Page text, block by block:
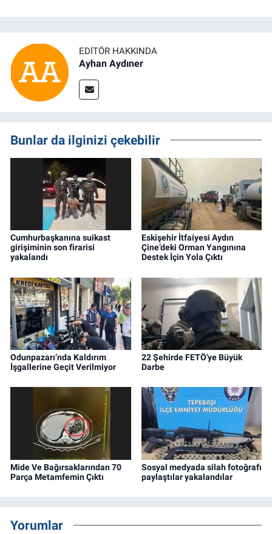
EDITÖR HAKKINDA
Ayhan Aydıner
Bunlar da ilginizi çekebilir
Cumhurbaşkanına suikast
girişiminin son firarisi
yakalandı
Eskişehir İtfaiyesi Aydın
Çine’deki Orman Yangınına
Destek İçin Yola Çıktı
Odunpazarı’nda Kaldırım
İşgallerine Geçit Verilmiyor
22 Şehirde FETÖ'ye Büyük
Darbe
Mide Ve Bağırsaklarından 70
Parça Metamfemin Çıktı
Sosyal medyada silah fotoğrafı
paylaştılar yakalandılar
Yorumlar